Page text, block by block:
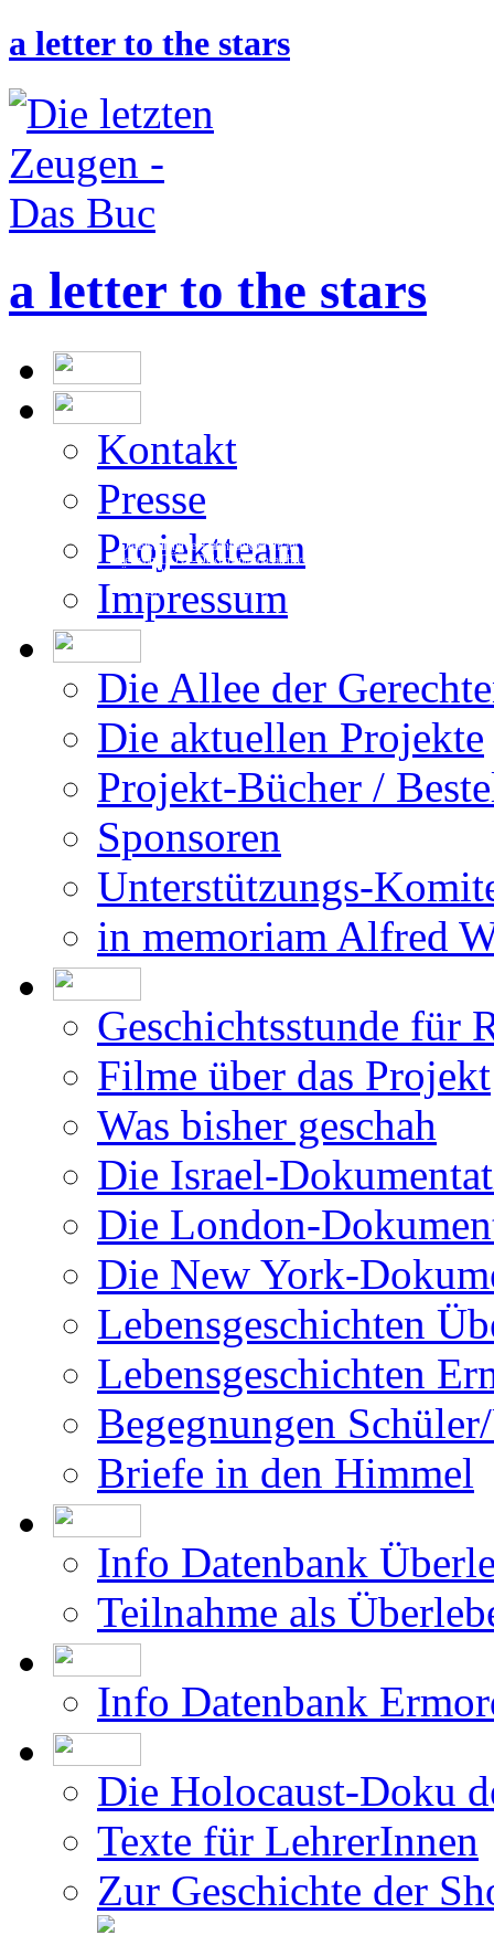
a letter to the stars
a letter to the stars
Kontakt
Presse
Projektteam
Impressum
Die Allee der
Die aktuellen Projekte
Projekt-Bücher /
Sponsoren
Unterstützungs-
in memoriam Alfred
Geschichtsstunde für
Filme über das Projekt
Was bisher geschah
Die Israel-
Die London-
Die New York-
Lebensgeschichten
Lebensgeschichten
Begegnungen
Briefe in den Himmel
Info Datenbank
Teilnahme als
Info Datenbank
Die Holocaust-Doku
Texte für LehrerInnen
Zur Geschichte der
Die Erstellung der Datenbank beruht auf
den vom DÖW - Dokumentationsarchiv des
Österreichischen Widerstandes - zur Ver-